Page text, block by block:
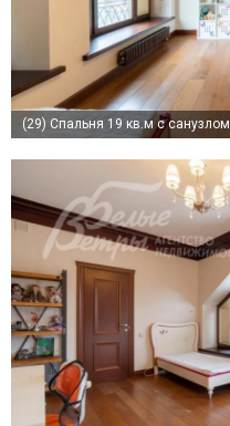
(29) Спальня 19 кв.м с санузлом